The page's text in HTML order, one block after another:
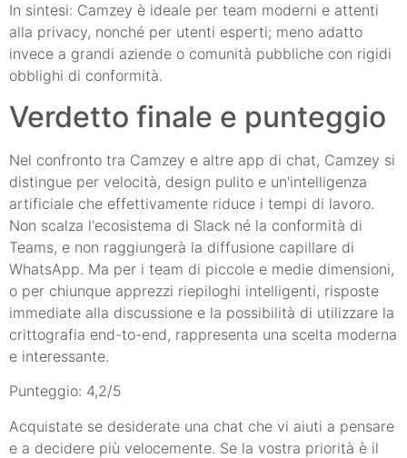
In sintesi: Camzey è ideale per team moderni e attenti
alla privacy, nonché per utenti esperti; meno adatto
invece a grandi aziende o comunità pubbliche con rigidi
obblighi di conformità.
Verdetto finale e punteggio
Nel confronto tra Camzey e altre app di chat, Camzey si
distingue per velocità, design pulito e un'intelligenza
artificiale che effettivamente riduce i tempi di lavoro.
Non scalza l'ecosistema di Slack né la conformità di
Teams, e non raggiungerà la diffusione capillare di
WhatsApp. Ma per i team di piccole e medie dimensioni,
o per chiunque apprezzi riepiloghi intelligenti, risposte
immediate alla discussione e la possibilità di utilizzare la
crittografia end-to-end, rappresenta una scelta moderna
e interessante.
Punteggio: 4,2/5
Acquistate se desiderate una chat che vi aiuti a pensare
e a decidere più velocemente. Se la vostra priorità è il